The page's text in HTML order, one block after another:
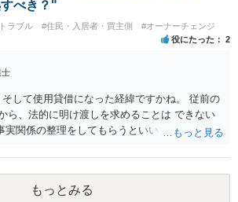
べき？"
ラブル #住民・入居者・買主側 #オーナーチェンジ
役にたった 2
士
して使用貸借になった経緯ですかね。 従前の
ら、法的に明け渡しを求めることは できない
実関係の整理をしてもらうといいでしょう。
もっとみる